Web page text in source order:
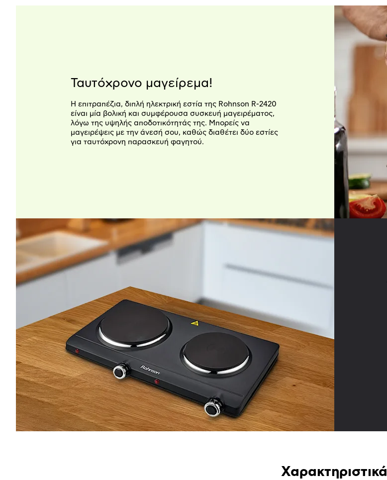
Ταυτόχρονο μαγείρεμα!
Η επιτραπέζια, διπλή ηλεκτρική εστία της Rohnson R-2420
είναι μία βολική και συμφέρουσα συσκευή μαγειρέματος,
λόγω της υψηλής αποδοτικότητάς της. Μπορείς να
μαγειρέψεις με την άνεσή σου, καθώς διαθέτει δύο εστίες
για ταυτόχρονη παρασκευή φαγητού.
Χαρακτηριστικά